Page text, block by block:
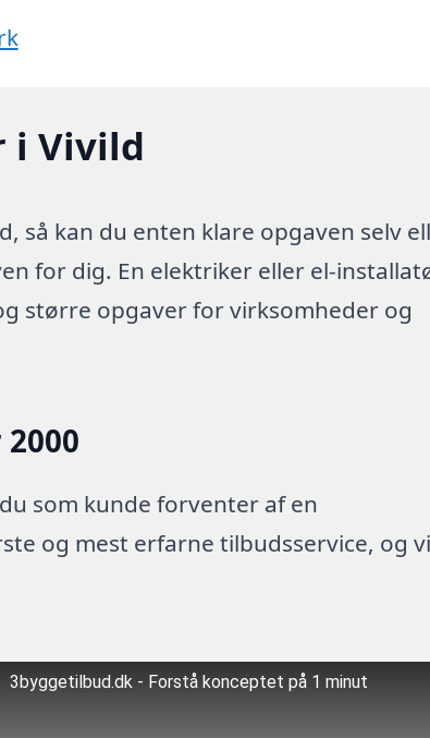
i Vivild
så kan du enten klare opgaven selv
for dig. En elektriker eller el-
større opgaver for virksomheder og
som kunde forventer af en
og mest erfarne tilbudsservice, og
3byggetilbud.dk - Forstå konceptet på 1 minut